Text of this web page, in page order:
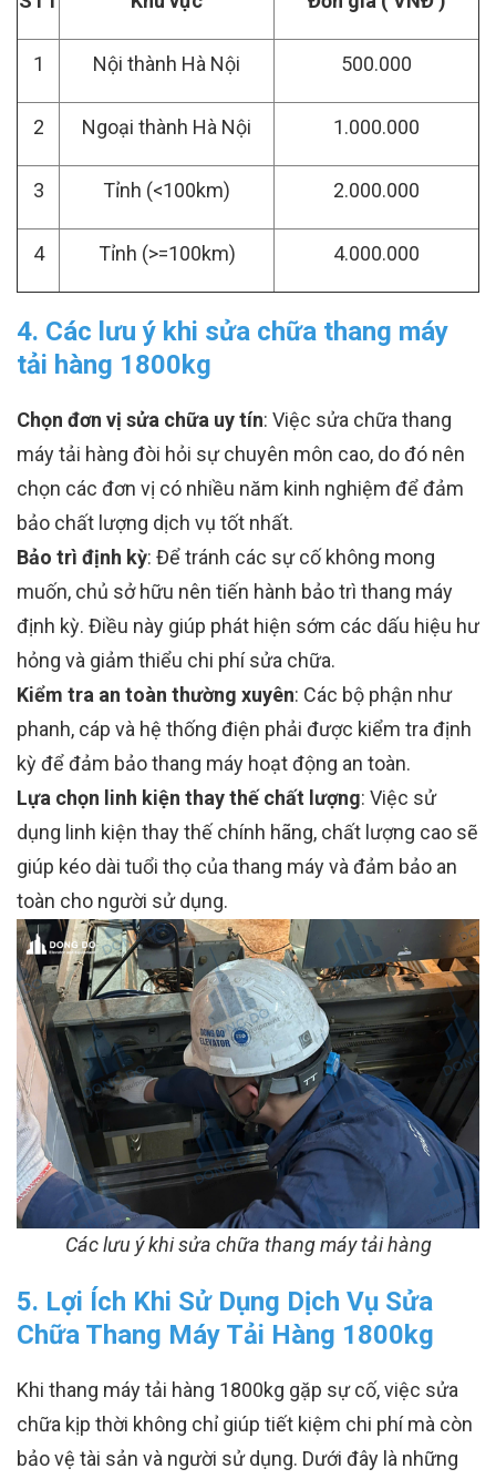
1 Nội thành Hà Nội 500.000
2 Ngoại thành Hà Nội 1.000.000
3 Tỉnh (<100km) 2.000.000
4 Tỉnh (>=100km) 4.000.000
4. Các lưu ý khi sửa chữa thang máy
tải hàng 1800kg
Chọn đơn vị sửa chữa uy tín: Việc sửa chữa thang
máy tải hàng đòi hỏi sự chuyên môn cao, do đó nên
chọn các đơn vị có nhiều năm kinh nghiệm để đảm
bảo chất lượng dịch vụ tốt nhất.
Bảo trì định kỳ: Để tránh các sự cố không mong
muốn, chủ sở hữu nên tiến hành bảo trì thang máy
định kỳ. Điều này giúp phát hiện sớm các dấu hiệu hư
hỏng và giảm thiểu chi phí sửa chữa.
Kiểm tra an toàn thường xuyên: Các bộ phận như
phanh, cáp và hệ thống điện phải được kiểm tra định
kỳ để đảm bảo thang máy hoạt động an toàn.
Lựa chọn linh kiện thay thế chất lượng: Việc sử
dụng linh kiện thay thế chính hãng, chất lượng cao sẽ
giúp kéo dài tuổi thọ của thang máy và đảm bảo an
toàn cho người sử dụng.
Các lưu ý khi sửa chữa thang máy tải hàng
5. Lợi Ích Khi Sử Dụng Dịch Vụ Sửa
Chữa Thang Máy Tải Hàng 1800kg
Khi thang máy tải hàng 1800kg gặp sự cố, việc sửa
chữa kịp thời không chỉ giúp tiết kiệm chi phí mà còn
bảo vệ tài sản và người sử dụng. Dưới đây là những